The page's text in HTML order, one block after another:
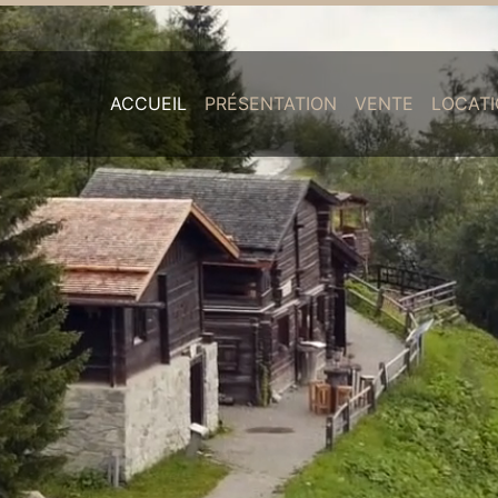
Main
navigation
ACCUEIL PRÉSENTATION VENTE